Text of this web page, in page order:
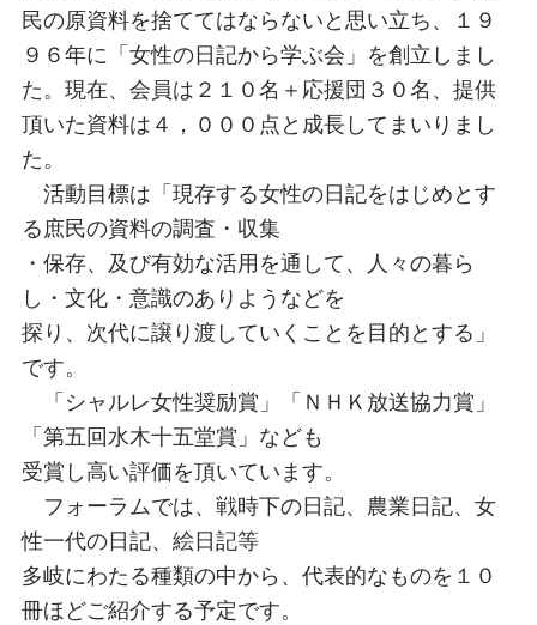
民の原資料を捨ててはならないと思い立ち、１９
９６年に「女性の日記から学ぶ会」を創立しまし
た。現在、会員は２１０名＋応援団３０名、提供
頂いた資料は４，０００点と成長してまいりまし
た。
活動目標は「現存する女性の日記をはじめとす
る庶民の資料の調査・収集
・保存、及び有効な活用を通して、人々の暮ら
し・文化・意識のありようなどを
探り、次代に譲り渡していくことを目的とする」
です。
「シャルレ女性奨励賞」「ＮＨＫ放送協力賞」
「第五回水木十五堂賞」なども
受賞し高い評価を頂いています。
フォーラムでは、戦時下の日記、農業日記、女
性一代の日記、絵日記等
多岐にわたる種類の中から、代表的なものを１０
冊ほどご紹介する予定です。